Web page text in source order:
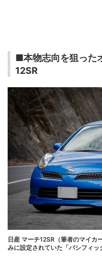
■本物志向を狙った
12SR
日産 マーチ12SR（筆者のマイカ
みに設定されていた「パシフィッ